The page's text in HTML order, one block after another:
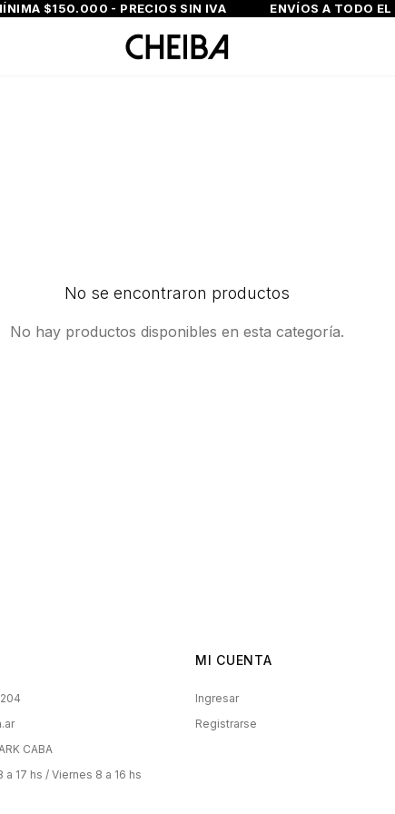
$150.000 - PRECIOS SIN IVA ENVÍOS A TODO
No se encontraron productos
No hay productos disponibles en esta categoría.
CABA
17 hs / Viernes 8 a 16 hs
MI CUENTA
Ingresar
Registrarse